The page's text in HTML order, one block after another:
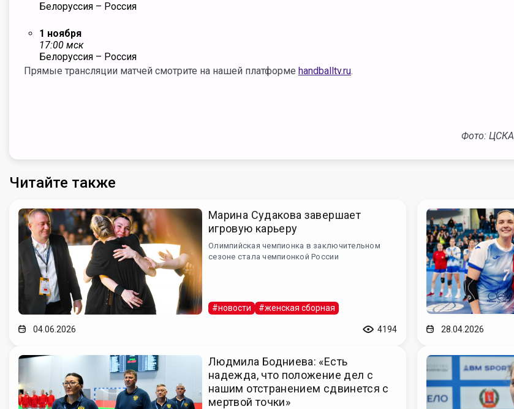
Белоруссия – Россия
1 ноября
17:00 мск
Белоруссия – Россия
Прямые трансляции матчей смотрите на нашей платформе handballtv.ru.
Фото: ЦСКА
Читайте также
Марина Судакова завершает
игровую карьеру
Олимпийская чемпионка в заключительном
сезоне стала чемпионкой России
#новости #женская сборная
04.06.2026 4194 28.04.2026
Людмила Бодниева: «Есть
надежда, что положение дел с
нашим отстранением сдвинется с
мертвой точки»